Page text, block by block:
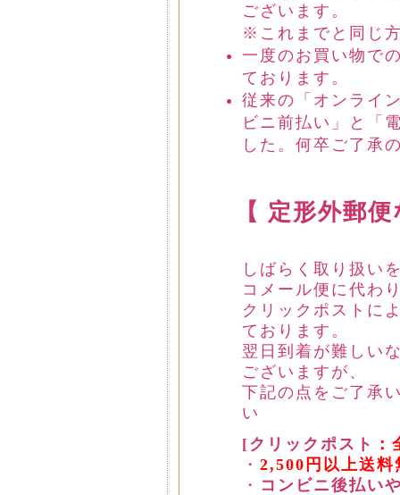
ございます。
※これまでと同じ
一度のお買い物で
ております。
従来の「オンライ
ビニ前払い」と「
した。何卒ご了承
【 定形外郵
しばらく取り扱い
コメール便に代わ
クリックポストに
ております。
翌日到着が難しい
ございますが、
下記の点をご了承
い
[クリックポスト
・ 2,500円以上送料
・ コンビニ後払い